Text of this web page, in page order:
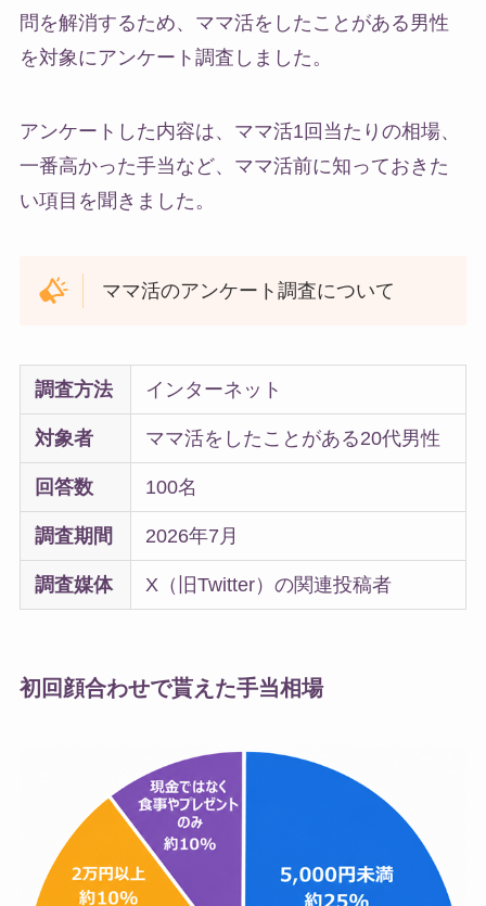
問を解消するため、ママ活をしたことがある男性
を対象にアンケート調査しました。
アンケートした内容は、ママ活1回当たりの相場、
一番高かった手当など、ママ活前に知っておきた
い項目を聞きました。
ママ活のアンケート調査について
調査方法 インターネット
対象者 ママ活をしたことがある20代男性
回答数 100名
調査期間 2026年7月
調査媒体 X（旧Twitter）の関連投稿者
初回顔合わせで貰えた手当相場